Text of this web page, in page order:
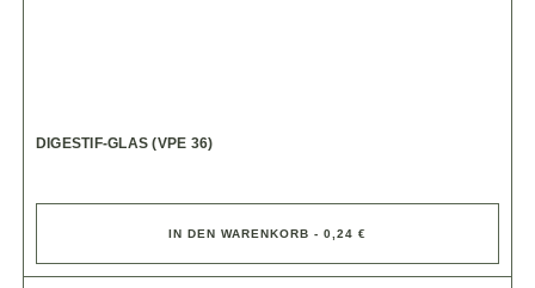
DIGESTIF-GLAS (VPE 36)
IN DEN WARENKORB - 0,24 €